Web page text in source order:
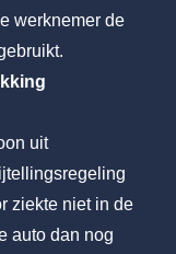
werknemer de
uit
ziekte niet in de
auto dan nog